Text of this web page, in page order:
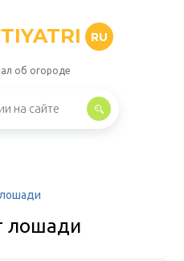
RU
об огороде
лошади